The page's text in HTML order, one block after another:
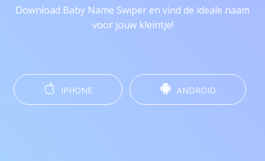
Download Baby Name Swiper en vind de ideale naam
voor jouw kleintje!
IPHONE ANDROID